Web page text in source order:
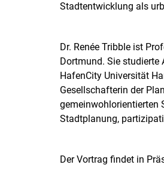
Stadtentwicklung als
Dr. Renée Tribble ist
Dortmund. Sie studierte
HafenCity Universität
Gesellschafterin der
gemeinwohlorientierten
Stadtplanung,
Der Vortrag findet in